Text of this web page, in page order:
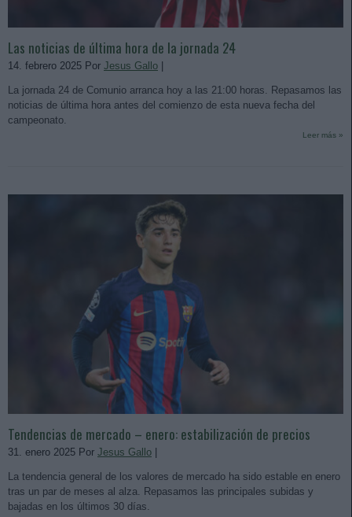
Las noticias de última hora de la jornada 24
14. febrero 2025 Por Jesus Gallo
La jornada 24 de Comunio arranca hoy a las 21:00 horas. Repasamos las
noticias de última hora antes del comienzo de esta nueva fecha del
campeonato.
Leer más »
Tendencias de mercado – enero: estabilización de precios
31. enero 2025 Por Jesus Gallo
La tendencia general de los valores de mercado ha sido estable en enero
tras un par de meses al alza. Repasamos las principales subidas y
bajadas en los últimos 30 días.